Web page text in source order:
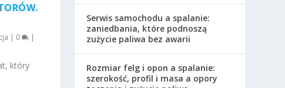
| 0 |
który
Serwis samochodu a spalanie:
zaniedbania, które podnoszą
zużycie paliwa bez awarii
Rozmiar felg i opon a spalanie:
szerokość, profil i masa a opory